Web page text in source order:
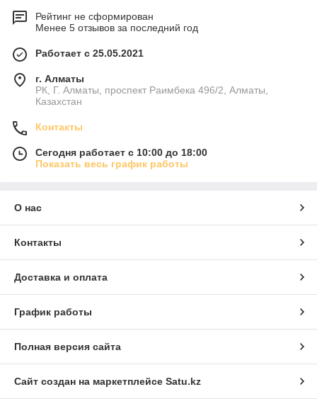
Рейтинг не сформирован
Менее 5 отзывов за последний год
Работает с 25.05.2021
г. Алматы
РК, Г. Алматы, проспект Раимбека 496/2, Алматы,
Казахстан
Контакты
Сегодня работает с 10:00 до 18:00
Показать весь график работы
О нас
Контакты
Доставка и оплата
График работы
Полная версия сайта
Сайт создан на маркетплейсе Satu.kz